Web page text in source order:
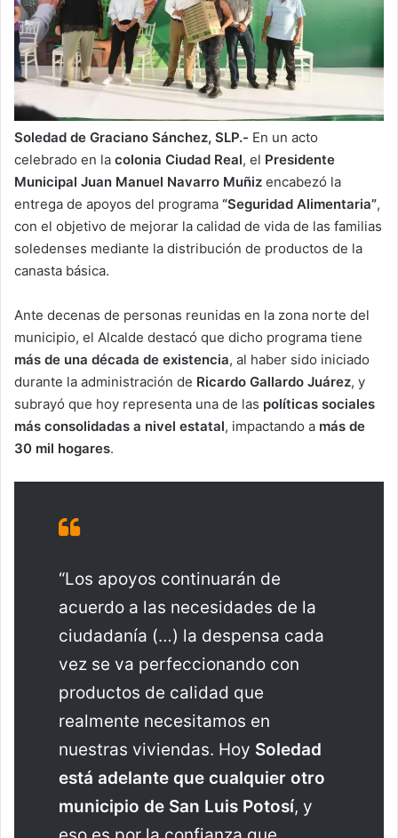
Soledad de Graciano Sánchez, SLP.- En un acto
celebrado en la colonia Ciudad Real, el Presidente
Municipal Juan Manuel Navarro Muñiz encabezó la
entrega de apoyos del programa “Seguridad Alimentaria”,
con el objetivo de mejorar la calidad de vida de las familias
soledenses mediante la distribución de productos de la
canasta básica.
Ante decenas de personas reunidas en la zona norte del
municipio, el Alcalde destacó que dicho programa tiene
más de una década de existencia, al haber sido iniciado
durante la administración de Ricardo Gallardo Juárez, y
subrayó que hoy representa una de las políticas sociales
más consolidadas a nivel estatal, impactando a más de
30 mil hogares.
“Los apoyos continuarán de
acuerdo a las necesidades de la
ciudadanía (…) la despensa cada
vez se va perfeccionando con
productos de calidad que
realmente necesitamos en
nuestras viviendas. Hoy Soledad
está adelante que cualquier otro
municipio de San Luis Potosí, y